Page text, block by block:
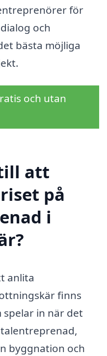
för
och
bästa möjliga
och utan
att
på
i
anlita
finns
in när det
byggnation och